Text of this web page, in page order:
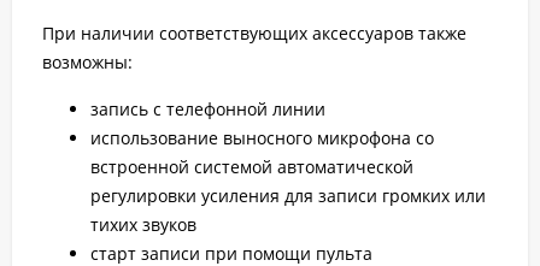
При наличии соответствующих аксессуаров также
возможны:
запись с телефонной линии
использование выносного микрофона со
встроенной системой автоматической
регулировки усиления для записи громких или
тихих звуков
старт записи при помощи пульта